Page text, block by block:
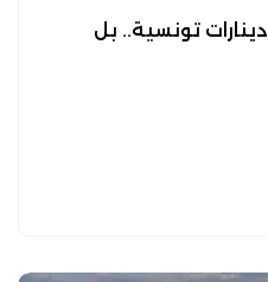
الدولار لم يرتفع إلى 3.96 دينارات تونسية.. بل